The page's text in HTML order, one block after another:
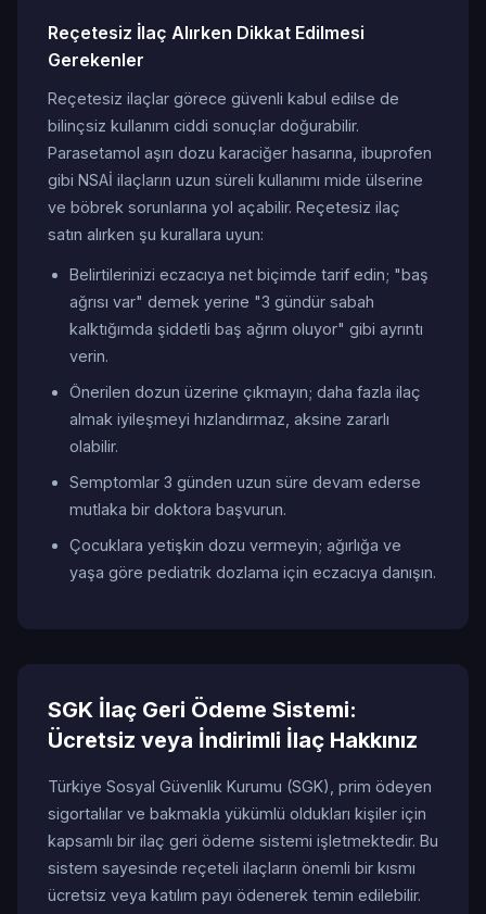
Reçetesiz İlaç Alırken Dikkat Edilmesi
Gerekenler
Reçetesiz ilaçlar görece güvenli kabul edilse de
bilinçsiz kullanım ciddi sonuçlar doğurabilir.
Parasetamol aşırı dozu karaciğer hasarına, ibuprofen
gibi NSAİ ilaçların uzun süreli kullanımı mide ülserine
ve böbrek sorunlarına yol açabilir. Reçetesiz ilaç
satın alırken şu kurallara uyun:
Belirtilerinizi eczacıya net biçimde tarif edin; "baş
ağrısı var" demek yerine "3 gündür sabah
kalktığımda şiddetli baş ağrım oluyor" gibi ayrıntı
verin.
Önerilen dozun üzerine çıkmayın; daha fazla ilaç
almak iyileşmeyi hızlandırmaz, aksine zararlı
olabilir.
Semptomlar 3 günden uzun süre devam ederse
mutlaka bir doktora başvurun.
Çocuklara yetişkin dozu vermeyin; ağırlığa ve
yaşa göre pediatrik dozlama için eczacıya danışın.
SGK İlaç Geri Ödeme Sistemi:
Ücretsiz veya İndirimli İlaç Hakkınız
Türkiye Sosyal Güvenlik Kurumu (SGK), prim ödeyen
sigortalılar ve bakmakla yükümlü oldukları kişiler için
kapsamlı bir ilaç geri ödeme sistemi işletmektedir. Bu
sistem sayesinde reçeteli ilaçların önemli bir kısmı
ücretsiz veya katılım payı ödenerek temin edilebilir.